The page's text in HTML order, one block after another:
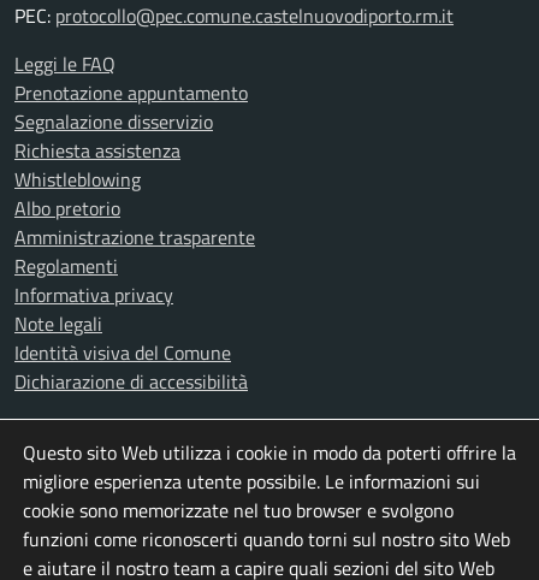
PEC: protocollo@pec.comune.castelnuovodiporto.rm.it
Leggi le FAQ
Prenotazione appuntamento
Segnalazione disservizio
Richiesta assistenza
Whistleblowing
Albo pretorio
Amministrazione trasparente
Regolamenti
Informativa privacy
Note legali
Identità visiva del Comune
Dichiarazione di accessibilità
SEGUICI SU
FacebookInstagram
X Youtube
Questo sito Web utilizza i cookie in modo da poterti offrire la
migliore esperienza utente possibile. Le informazioni sui
cookie sono memorizzate nel tuo browser e svolgono
funzioni come riconoscerti quando torni sul nostro sito Web
e aiutare il nostro team a capire quali sezioni del sito Web